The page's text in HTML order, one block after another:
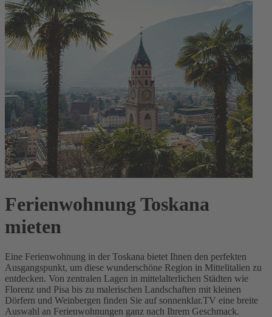
Ferienwohnung Toskana
mieten
Eine Ferienwohnung in der Toskana bietet Ihnen den perfekten
Ausgangspunkt, um diese wunderschöne Region in Mittelitalien zu
entdecken. Von zentralen Lagen in mittelalterlichen Städten wie
Florenz und Pisa bis zu malerischen Landschaften mit kleinen
Dörfern und Weinbergen finden Sie auf sonnenklar.TV eine breite
Auswahl an Ferienwohnungen ganz nach Ihrem Geschmack.